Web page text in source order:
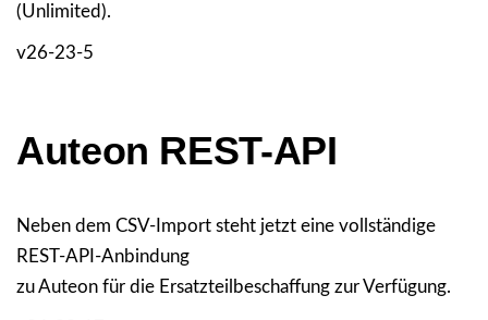
(Unlimited).
v26-23-5
Auteon REST-API
Neben dem CSV-Import steht jetzt eine vollständige
REST-API-Anbindung
zu Auteon für die Ersatzteilbeschaffung zur Verfügung.